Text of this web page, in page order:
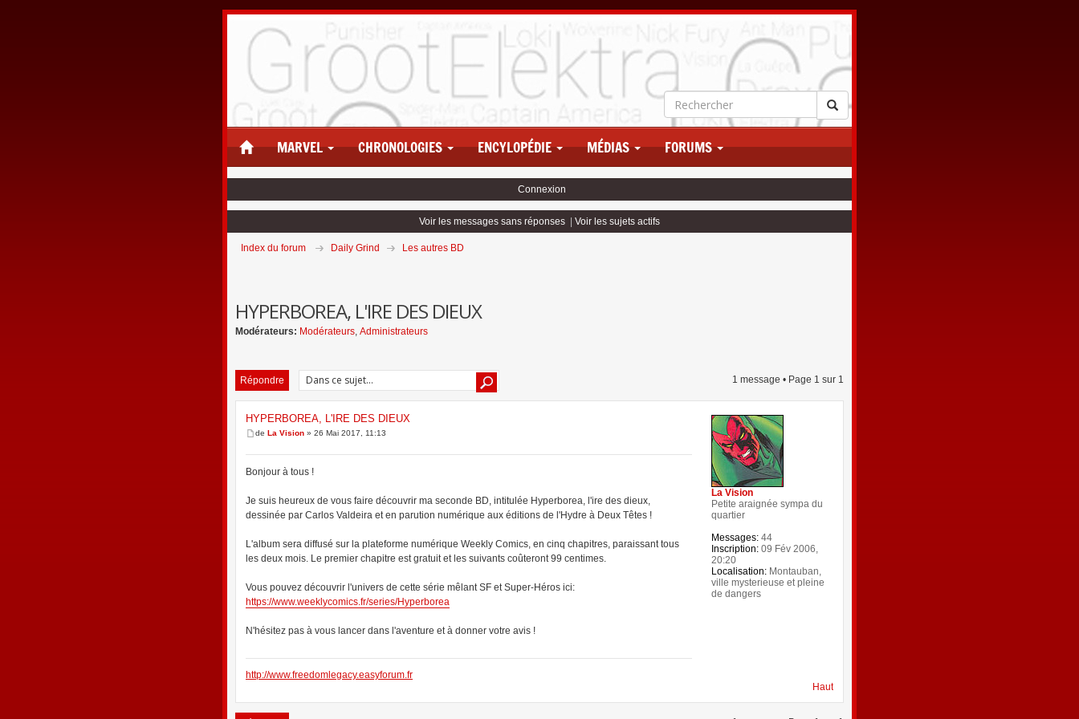
MARVEL CHRONOLOGIES ENCYLOPÉDIE MÉDIAS FORUMS
Connexion
Voir les messages sans réponses Voir les sujets actifs
Index du forum Daily Grind Les autres BD
HYPERBOREA, L'IRE DES DIEUX
Modérateurs: Modérateurs, Administrateurs
Répondre 1 message • Page 1 sur 1
HYPERBOREA, L'IRE DES DIEUX
de La Vision » 26 Mai 2017, 11:13
Bonjour à tous !
Je suis heureux de vous faire découvrir ma seconde BD, intitulée Hyperborea, l'ire des dieux,
dessinée par Carlos Valdeira et en parution numérique aux éditions de l'Hydre à Deux Têtes !
L'album sera diffusé sur la plateforme numérique Weekly Comics, en cinq chapitres, paraissant tous
les deux mois. Le premier chapitre est gratuit et les suivants coûteront 99 centimes.
Vous pouvez découvrir l'univers de cette série mêlant SF et Super-Héros ici:
https://www.weeklycomics.fr/series/Hyperborea
N'hésitez pas à vous lancer dans l'aventure et à donner votre avis !
http://www.freedomlegacy.easyforum.fr
La Vision
Petite araignée sympa du
quartier
Messages:44
Inscription:09 Fév 2006,
20:20
Localisation:Montauban,
ville mysterieuse et pleine
de dangers
Haut